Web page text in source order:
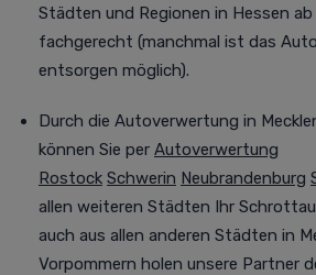
Städten und Regionen in Hessen
fachgerecht (manchmal ist das
entsorgen möglich).
Durch die Autoverwertung in
können Sie per Autoverwertung
Rostock Schwerin Neubrandenburg
allen weiteren Städten Ihr
auch aus allen anderen Städten in
Vorpommern holen unsere Partner